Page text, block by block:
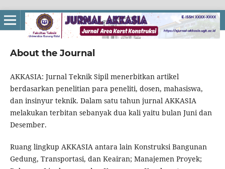
About the Journal
AKKASIA: Jurnal Teknik Sipil menerbitkan artikel
berdasarkan penelitian para peneliti, dosen, mahasiswa,
dan insinyur teknik. Dalam satu tahun jurnal AKKASIA
melakukan terbitan sebanyak dua kali yaitu bulan Juni dan
Desember.
Ruang lingkup AKKASIA antara lain Konstruksi Bangunan
Gedung, Transportasi, dan Keairan; Manajemen Proyek;